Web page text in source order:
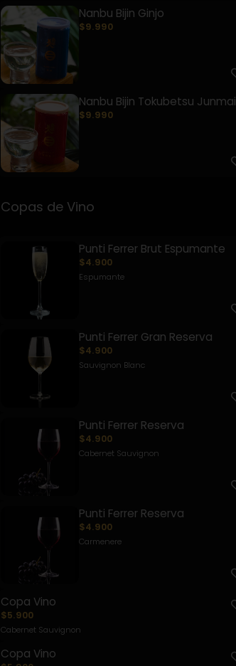
Nanbu Bijin Ginjo
$9.990
Nanbu Bijin Tokubetsu Junmai
$9.990
Copas de Vino
Punti Ferrer Brut Espumante
$4.900
Espumante
Punti Ferrer Gran Reserva
$4.900
Sauvignon Blanc
Punti Ferrer Reserva
$4.900
Cabernet Sauvignon
Punti Ferrer Reserva
$4.900
Carmenere
Copa Vino
$5.900
Cabernet Sauvignon
Copa Vino